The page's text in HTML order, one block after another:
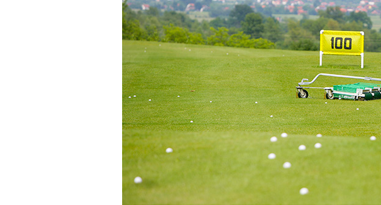
3.4.Analitik Çerezler
İnternet sitesinin kullanım şekli, ziyaret
ziyaretçilerin siteye nasıl geçtiğini
işleyiş biçimini iyileştirerek
Ziyaretçi kimliklerinin tespitini
mesajı sayısı veya en çok ziyaret
3.5.İşlevsel/Fonksiyonel Çerezler
Ziyaretçinin site içerisinde yaptığı
tür çerezlerin amacı ziyaretçilere
kullanıcısının ziyaret ettiği her bir
3.6. Hedefleme/Reklam
Ziyaretçilere sunulan reklamların
görüntülendiğinin hesaplanmasını
alanlarına özelleştirilmiş reklamların
Aynı şekilde, ziyaretçilerin